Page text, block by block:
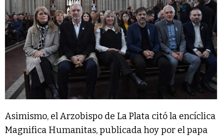
Asimismo, el Arzobispo de La Plata citó la encíclica
Magnifica Humanitas, publicada hoy por el papa